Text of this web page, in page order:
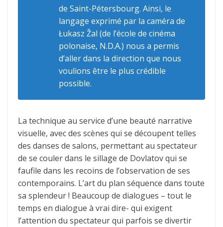
de Saint-Pétersbourg. Ainsi, le
langage exprimé par la caméra de
Łukasz Žal (de l’école de cinéma
polonaise, N.D.A.) nous a permis
d’aller dans la direction que nous
voulions être le plus crédible
possible.
La technique au service d’une beauté narrative
visuelle, avec des scènes qui se découpent telles
des danses de salons, permettant au spectateur
de se couler dans le sillage de Dovlatov qui se
faufile dans les recoins de l’observation de ses
contemporains. L’art du plan séquence dans toute
sa splendeur ! Beaucoup de dialogues – tout le
temps en dialogue à vrai dire- qui exigent
l’attention du spectateur qui parfois se divertir